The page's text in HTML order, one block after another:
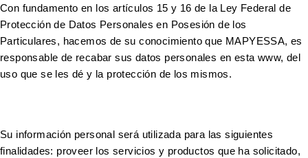
Con fundamento en los artículos 15 y 16 de la Ley Federal de
Protección de Datos Personales en Posesión de los
Particulares, hacemos de su conocimiento que MAPYESSA, es
responsable de recabar sus datos personales en esta www, del
uso que se les dé y la protección de los mismos.
Su información personal será utilizada para las siguientes
finalidades: proveer los servicios y productos que ha solicitado,